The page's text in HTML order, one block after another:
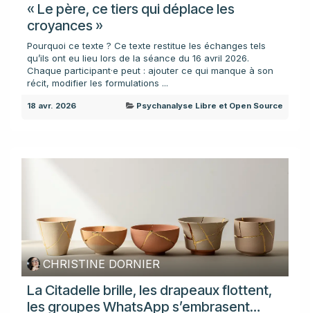
« Le père, ce tiers qui déplace les
croyances »
Pourquoi ce texte ? Ce texte restitue les échanges tels
qu’ils ont eu lieu lors de la séance du 16 avril 2026.
Chaque participant·e peut : ajouter ce qui manque à son
récit, modifier les formulations ...
18 avr. 2026 Psychanalyse Libre et Open Source
CHRISTINE DORNIER
La Citadelle brille, les drapeaux flottent,
les groupes WhatsApp s’embrasent…